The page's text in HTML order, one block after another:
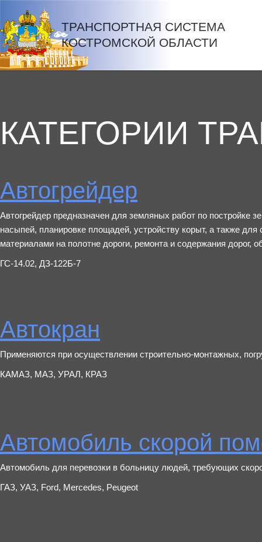
ТРАНСПОРТНАЯ СИСТЕМА
КОСТРОМСКОЙ ОБЛАСТИ
КАТЕГОРИИ
Автогрейдер
Автогрейдер предназначен для земляных работ по постройке
насыпей, планировке площадей, устройству корыт, а также
материалами на полотне дороги, ремонта и содержания дорог,
ГС-14.02, ДЗ-122Б-7
Автокран
Применяются при осуществлении строительно-монтажных,
КАМАЗ, МАЗ, УРАЛ, КРАЗ
Автомобиль скорой
Автомобиль для перевозки в больницу людей, требующих
ГАЗ, УАЗ, Ford, Mercedes, Peugeot